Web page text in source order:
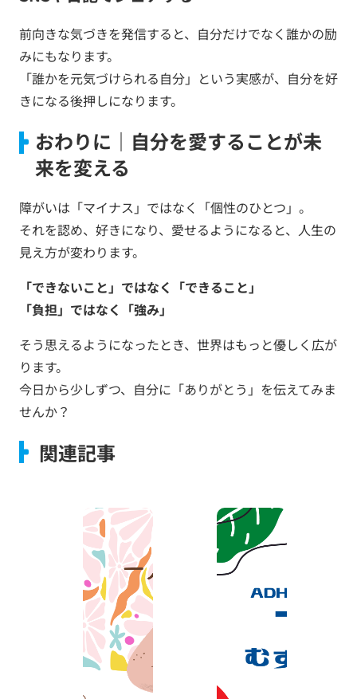
前向きな気づきを発信すると、自分だけでなく誰かの励
みにもなります。
「誰かを元気づけられる自分」という実感が、自分を好
きになる後押しになります。
おわりに｜自分を愛することが未
来を変える
障がいは「マイナス」ではなく「個性のひとつ」。
それを認め、好きになり、愛せるようになると、人生の
見え方が変わります。
「できないこと」ではなく「できること」
「負担」ではなく「強み」
そう思えるようになったとき、世界はもっと優しく広が
ります。
今日から少しずつ、自分に「ありがとう」を伝えてみま
せんか？
関連記事